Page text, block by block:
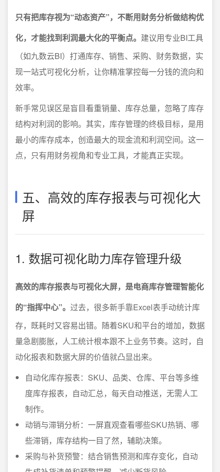
只有把库存视为“动态资产”，不断用财务分析做结构优
化，才能找到利润最大化的平衡点。 建议用专业BI工具
（如九数云BI）打通库存、销售、采购、财务数据，实
现一站式可视化分析，让你精准掌控每一分钱的流向和
效率。
新手常见误区是盲目看重销量、库存总量，忽略了库存
结构对利润的影响。其实，库存管理的终极目标，是用
最小的库存成本，创造最大的现金流和利润空间。这一
点，只有用财务视角和专业工具，才能真正实现。
五、高效的库存报表与可视化大
屏
1. 数据可视化助力库存管理升级
高效的库存报表与可视化大屏，是电商库存管理智能化
的“指挥中心”。 过去，很多新手靠Excel表手动统计库
存，既耗时又容易出错。随着SKU和平台的增加，数据
量急剧膨胀，人工统计根本跟不上业务节奏。这时，自
动化报表和数据大屏的价值就凸显出来。
自动化库存报表：SKU、品类、仓库、平台等多维
度库存报表，自动汇总，每天自动推送，无需人工
制作。
动销与滞销分析：一屏直观查看哪些SKU热销、哪
些滞销，库存结构一目了然，辅助决策。
采购与补货预警：结合销售预测和库存变化，自动